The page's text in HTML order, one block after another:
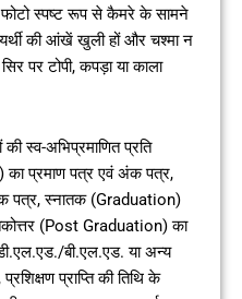
फोटो स्पष्ट रूप से कैमरे के सामने
की आंखें खुली हों और चश्मा न
पर टोपी, कपड़ा या काला
की स्व-अभिप्रमाणित प्रति
का प्रमाण पत्र एवं अंक पत्र,
पत्र, स्नातक (Graduation)
(Post Graduation) का
बी.एल.एड. या अन्य
प्राप्ति की तिथि के